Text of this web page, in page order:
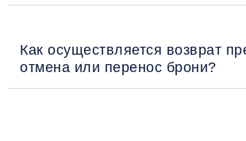
Как осуществляется возврат
отмена или перенос брони?